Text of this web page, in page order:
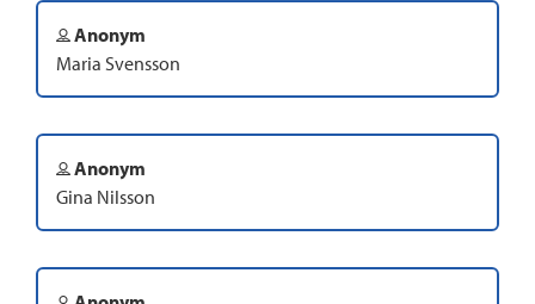
Anonym
Maria Svensson
Anonym
Gina Nilsson